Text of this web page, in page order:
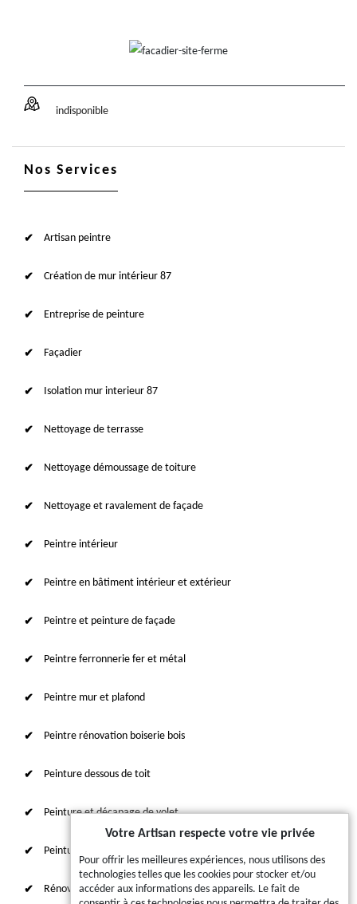
indisponible
Nos Services
Artisan peintre
Création de mur intérieur 87
Entreprise de peinture
Façadier
Isolation mur interieur 87
Nettoyage de terrasse
Nettoyage démoussage de toiture
Nettoyage et ravalement de façade
Peintre intérieur
Peintre en bâtiment intérieur et extérieur
Peintre et peinture de façade
Peintre ferronnerie fer et métal
Peintre mur et plafond
Peintre rénovation boiserie bois
Peinture dessous de toit
Peinture et décapage de volet
Peinture sur tuile et toiture
Rénovation intérieure 87
Votre Artisan respecte votre vie privée
Pour offrir les meilleures expériences, nous utilisons des
technologies telles que les cookies pour stocker et/ou
accéder aux informations des appareils. Le fait de